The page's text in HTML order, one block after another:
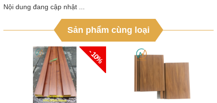
Nội dung đang cập nhật ...
Sản phẩm cùng loại
- 10%